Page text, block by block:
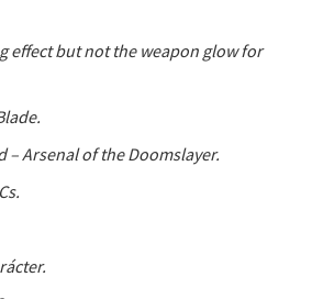
effect but not the weapon glow for
– Arsenal of the Doomslayer.